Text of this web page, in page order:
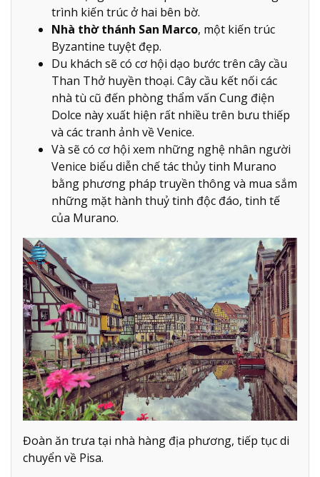
trình kiến trúc ở hai bên bờ.
Nhà thờ thánh San Marco, một kiến trúc
Byzantine tuyệt đẹp.
Du khách sẽ có cơ hội dạo bước trên cây cầu
Than Thở huyền thoại. Cây cầu kết nối các
nhà tù cũ đến phòng thẩm vấn Cung điện
Dolce này xuất hiện rất nhiều trên bưu thiếp
và các tranh ảnh về Venice.
Và sẽ có cơ hội xem những nghệ nhân người
Venice biểu diễn chế tác thủy tinh Murano
bằng phương pháp truyền thông và mua sắm
những mặt hành thuỷ tinh độc đáo, tinh tế
của Murano.
Đoàn ăn trưa tại nhà hàng địa phương, tiếp tục di
chuyển về Pisa.